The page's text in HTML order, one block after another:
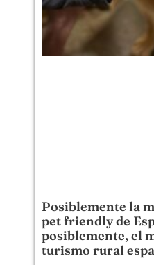
Posiblemente la
pet friendly de
posiblemente, el
turismo rural